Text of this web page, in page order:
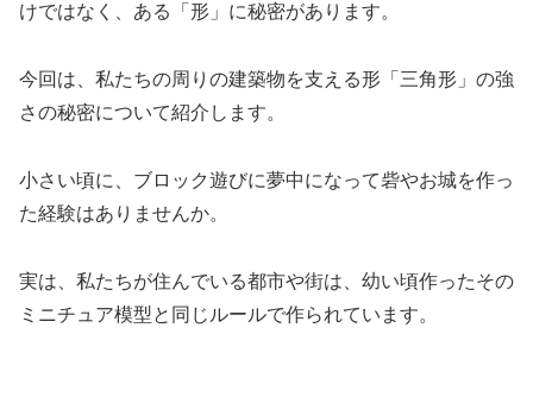
けではなく、ある「形」に秘密があります。
今回は、私たちの周りの建築物を支える形「三角形」の強
さの秘密について紹介します。
小さい頃に、ブロック遊びに夢中になって砦やお城を作っ
た経験はありませんか。
実は、私たちが住んでいる都市や街は、幼い頃作ったその
ミニチュア模型と同じルールで作られています。